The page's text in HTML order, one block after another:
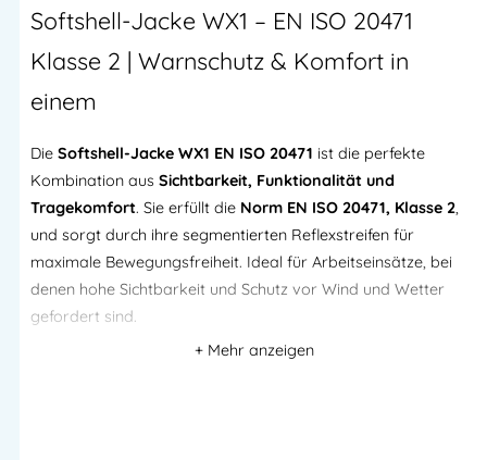
Softshell-Jacke WX1 – EN ISO 20471
Klasse 2 | Warnschutz & Komfort in
einem
Die Softshell-Jacke WX1 EN ISO 20471 ist die perfekte
Kombination aus Sichtbarkeit, Funktionalität und
Tragekomfort. Sie erfüllt die Norm EN ISO 20471, Klasse 2,
und sorgt durch ihre segmentierten Reflexstreifen für
maximale Bewegungsfreiheit. Ideal für Arbeitseinsätze, bei
denen hohe Sichtbarkeit und Schutz vor Wind und Wetter
gefordert sind.